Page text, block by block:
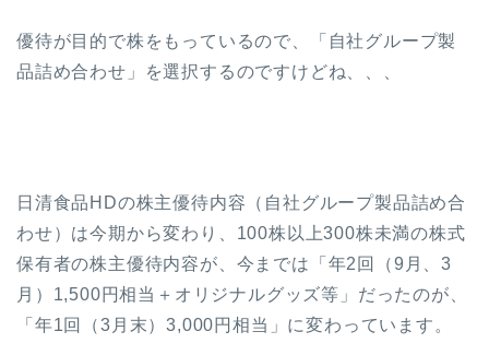
優待が目的で株をもっているので、「自社グループ製
品詰め合わせ」を選択するのですけどね、、、
日清食品HDの株主優待内容（自社グループ製品詰め合
わせ）は今期から変わり、100株以上300株未満の株式
保有者の株主優待内容が、今までは「年2回（9月、3
月）1,500円相当＋オリジナルグッズ等」だったのが、
「年1回（3月末）3,000円相当」に変わっています。